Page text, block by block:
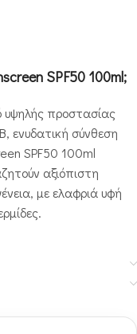
SPF50 100ml;
υψηλής προστασίας
ενυδατική σύνθεση
SPF50 100ml
αξιόπιστη
με ελαφριά υφή